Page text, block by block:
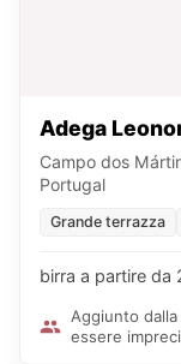
Adega
Campo dos
Portugal
Grande terrazza
birra a partire da
Aggiunto
essere